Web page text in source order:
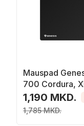
Mauspad
700 Cordura,
1,190 MKD.
1,785 MKD.